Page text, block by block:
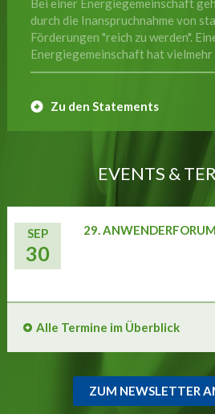
Bei einer Energiegemeinschaft
durch die Inanspruchnahme von
Förderungen "reich zu werden".
Energiegemeinschaft hat vielmehr
Zu den Statements
EVENTS &
SEP
30
29.
Alle Termine im Überblick
ZUM NEWSLETTER